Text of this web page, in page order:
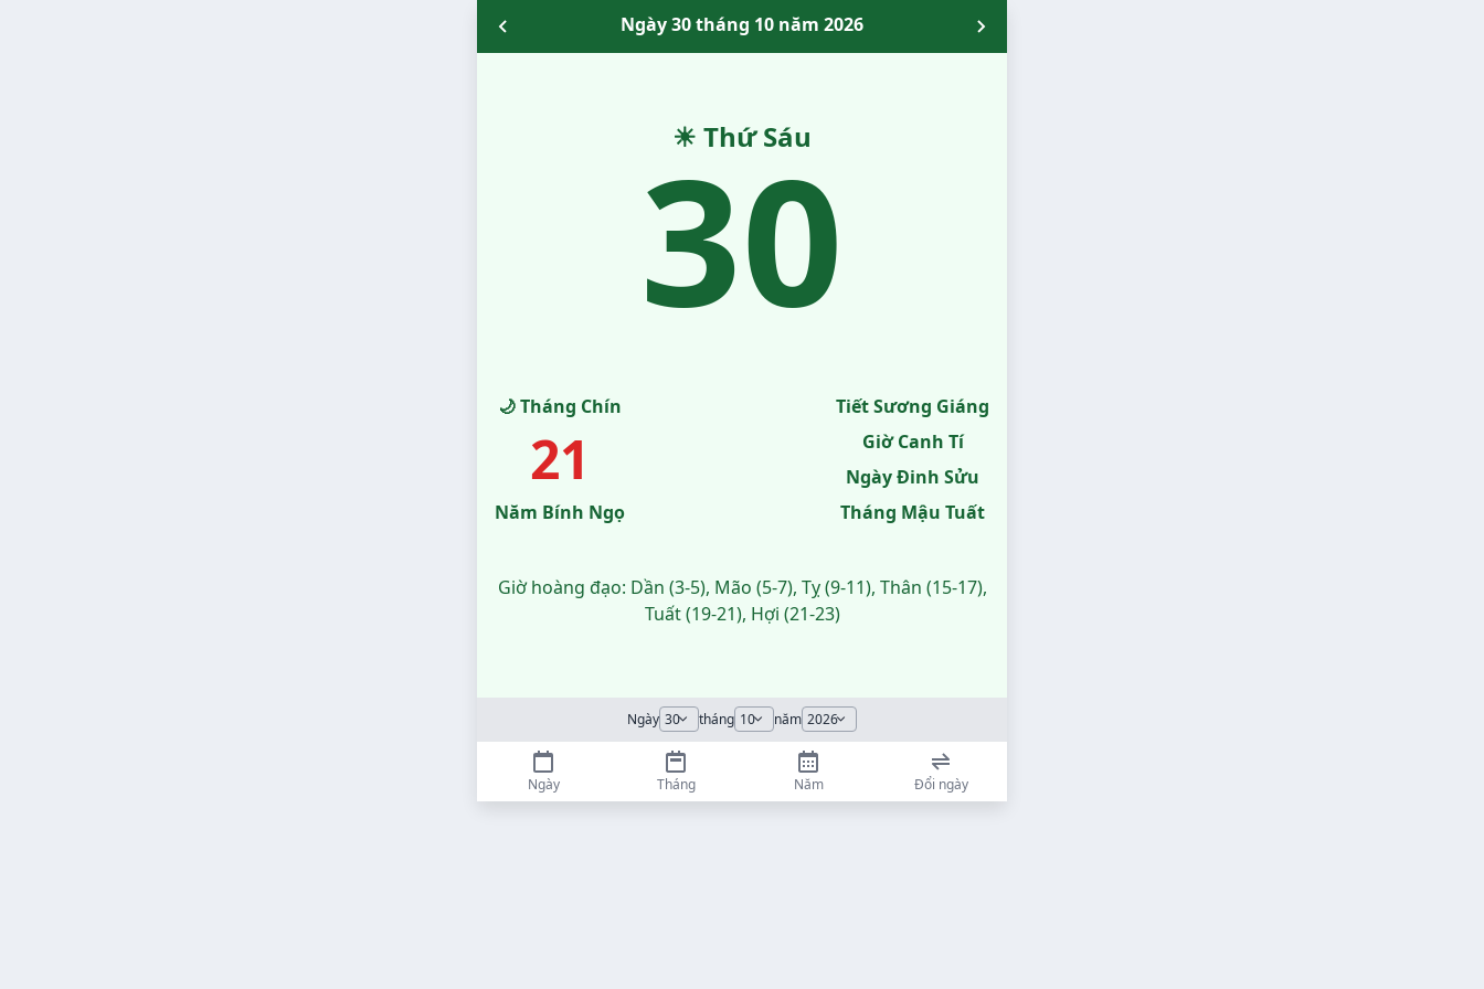
Ngày 30 tháng 10 năm 2026
☀ Thứ Sáu
30
🌙 Tháng Chín
21
Năm Bính Ngọ
Tiết Sương Giáng
Giờ Canh Tí
Ngày Đinh Sửu
Tháng Mậu Tuất
Giờ hoàng đạo: Dần (3-5), Mão (5-7), Tỵ (9-11), Thân (15-17),
Tuất (19-21), Hợi (21-23)
Ngày tháng năm
Ngày Tháng Năm Đổi ngày